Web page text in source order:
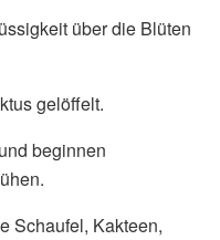
über die Blüten
gelöffelt.
beginnen
Schaufel, Kakteen,